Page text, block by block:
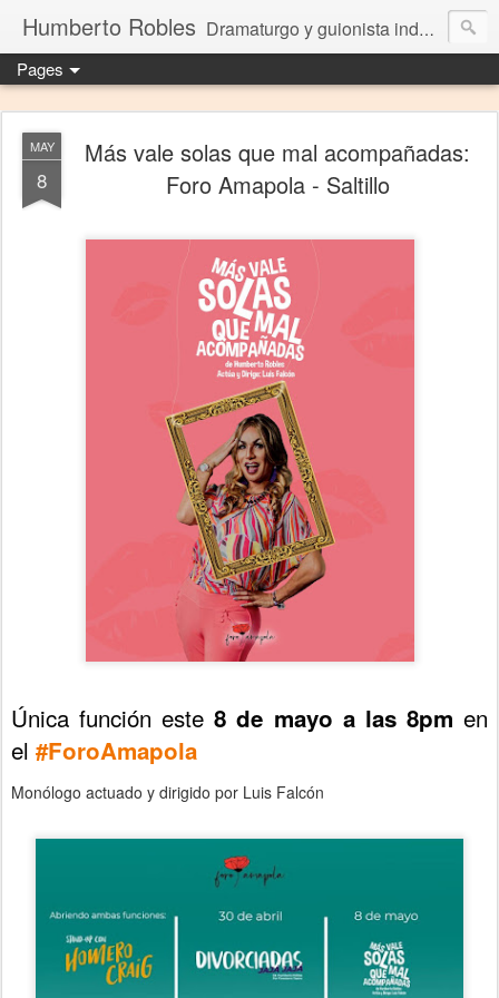
Humberto Robles Dramaturgo y guionista independiente
Pages
MAY
8
Más vale solas que mal acompañadas:
Foro Amapola - Saltillo
Única función este8 de mayo a las 8pm en
el #ForoAmapola
Monólogo actuado y dirigido por Luis Falcón